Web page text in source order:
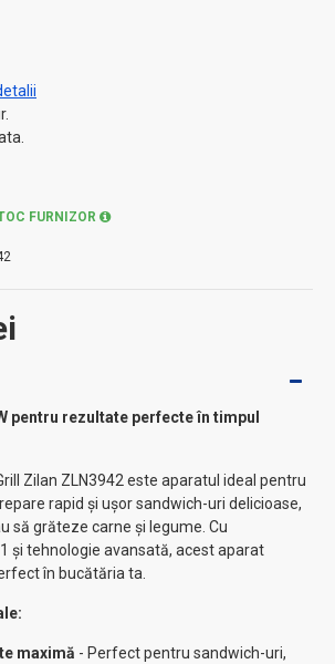
FURNIZOR
pentru rezultate perfecte în timpul
Zilan ZLN3942 este aparatul ideal pentru
rapid și ușor sandwich-uri delicioase,
să grăteze carne și legume. Cu
și tehnologie avansată, acest aparat
în bucătăria ta.
maximă - Perfect pentru sandwich-uri,